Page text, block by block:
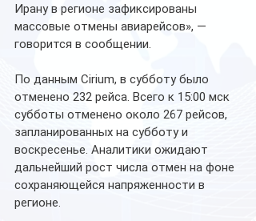
Ирану в регионе зафиксированы
массовые отмены авиарейсов», —
говорится в сообщении.
По данным Cirium, в субботу было
отменено 232 рейса. Всего к 15:00 мск
субботы отменено около 267 рейсов,
запланированных на субботу и
воскресенье. Аналитики ожидают
дальнейший рост числа отмен на фоне
сохраняющейся напряженности в
регионе.